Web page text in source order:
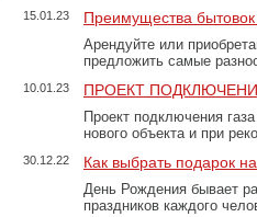
15.01.23 Преимущества
Арендуйте или
предложить самые
10.01.23 ПРОЕКТ
Проект подключения
нового объекта и при
30.12.22 Как выбрать подарок
День Рождения бывает
праздников каждого